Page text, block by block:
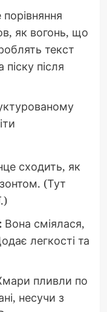
як вогонь, що
текст
піску після
сходить, як
(Тут
Вона сміялася,
легкості та
пливли по
несучи з